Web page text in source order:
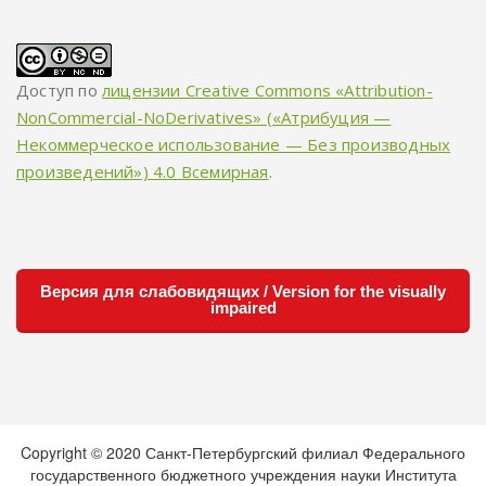
Доступ полицензии Creative Commons «Attribution-
NonCommercial-NoDerivatives» («Атрибуция —
Некоммерческое использование — Без производных
произведений») 4.0 Всемирная.
Версия для слабовидящих / Version for the visually
impaired
Copyright © 2020 Санкт-Петербургский филиал Федерального
государственного бюджетного учреждения науки Института